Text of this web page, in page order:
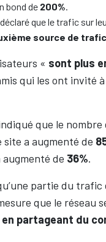
bond de 200%.
que le trafic sur
source de trafic
« sont plus
qui les ont invité
que le
a augmenté de
augmenté de 36%.
partie du
que le réseau
en partageant du